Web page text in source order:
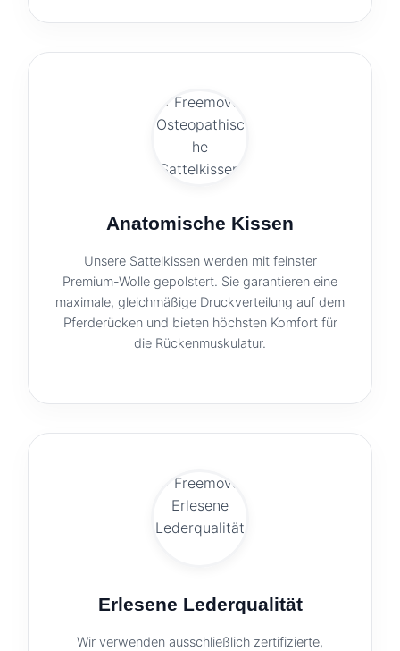
Anatomische Kissen
Unsere Sattelkissen werden mit feinster
Premium-Wolle gepolstert. Sie garantieren eine
maximale, gleichmäßige Druckverteilung auf dem
Pferderücken und bieten höchsten Komfort für
die Rückenmuskulatur.
Erlesene Lederqualität
Wir verwenden ausschließlich zertifizierte,